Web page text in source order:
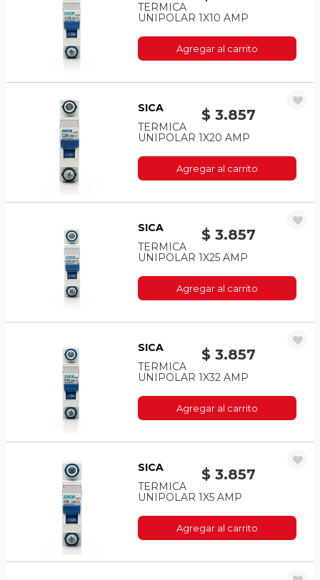
TERMICA
UNIPOLAR 1X10 AMP
Agregar al carrito
$ 3.857
SICA
TERMICA
UNIPOLAR 1X20 AMP
Agregar al carrito
$ 3.857
SICA
TERMICA
UNIPOLAR 1X25 AMP
Agregar al carrito
$ 3.857
SICA
TERMICA
UNIPOLAR 1X32 AMP
Agregar al carrito
$ 3.857
SICA
TERMICA
UNIPOLAR 1X5 AMP
Agregar al carrito